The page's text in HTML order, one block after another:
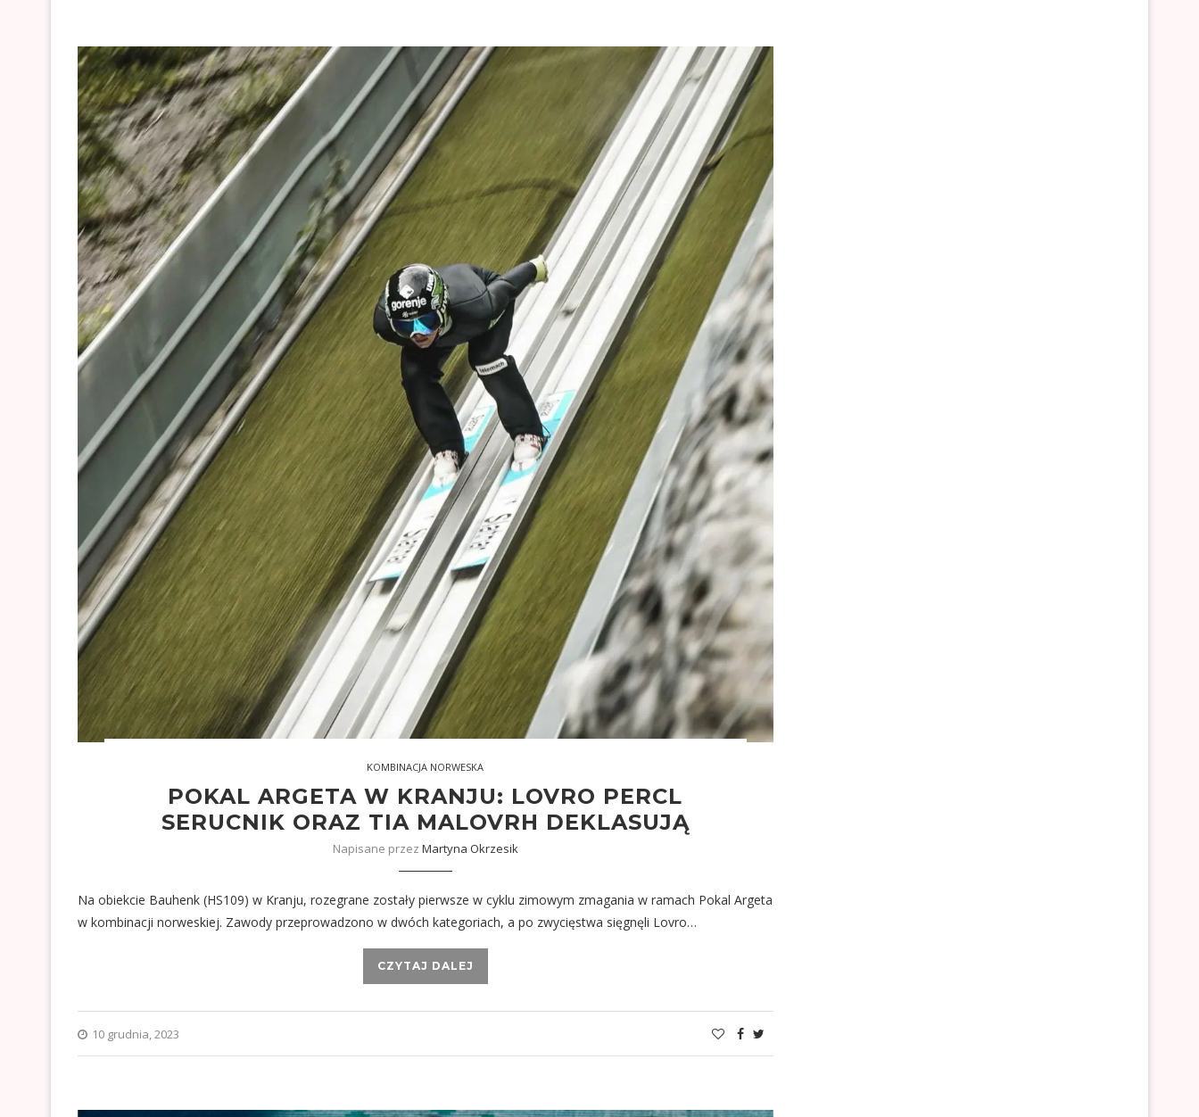
KOMBINACJA NORWESKA
POKAL ARGETA W KRANJU: LOVRO PERCL
SERUCNIK ORAZ TIA MALOVRH DEKLASUJĄ
Napisane przez Martyna Okrzesik
Na obiekcie Bauhenk (HS109) w Kranju, rozegrane zostały pierwsze w cyklu zimowym zmagania w ramach Pokal Argeta
w kombinacji norweskiej. Zawody przeprowadzono w dwóch kategoriach, a po zwycięstwa sięgnęli Lovro…
CZYTAJ DALEJ
10 grudnia, 2023